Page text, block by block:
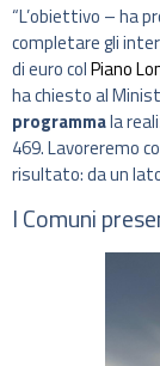
“L’obiettivo – ha
completare gli
di euro colPiano
ha chiesto al
programmala
469. Lavoreremo
risultato: da un
I Comuni